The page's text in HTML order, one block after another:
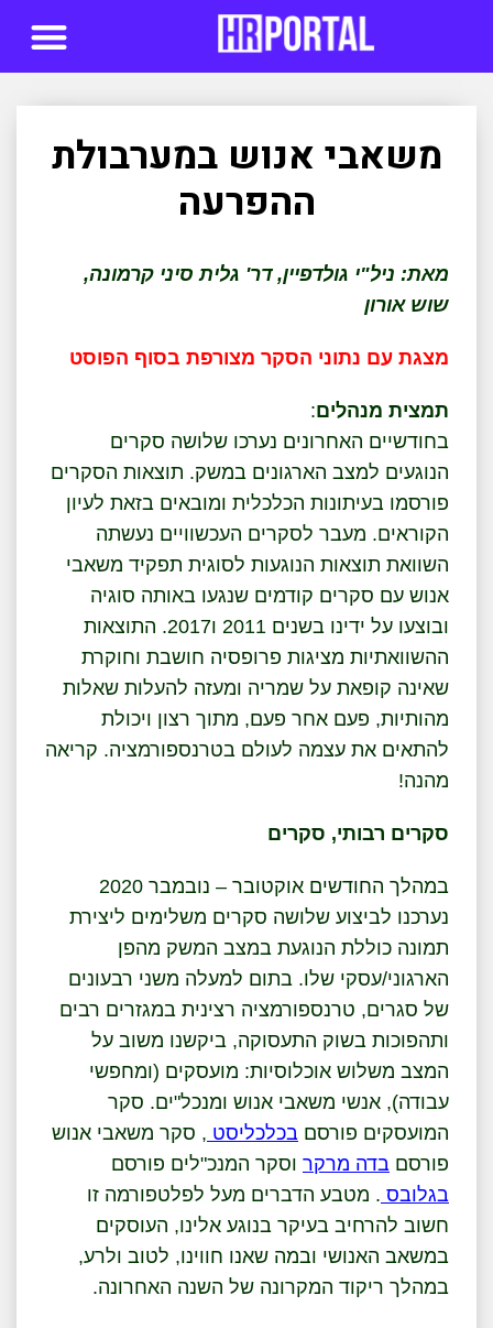
משאבי אנוש במערבולת
ההפרעה
מאת: ניל"י גולדפיין, דר' גלית סיני קרמונה,
שוש אורון
מצגת עם נתוני הסקר מצורפת בסוף הפוסט
תמצית מנהלים:
בחודשיים האחרונים נערכו שלושה סקרים
הנוגעים למצב הארגונים במשק. תוצאות הסקרים
פורסמו בעיתונות הכלכלית ומובאים בזאת לעיון
הקוראים. מעבר לסקרים העכשוויים נעשתה
השוואת תוצאות הנוגעות לסוגית תפקיד משאבי
אנוש עם סקרים קודמים שנגעו באותה סוגיה
ובוצעו על ידינו בשנים 2011 ו2017. התוצאות
ההשוואתיות מציגות פרופסיה חושבת וחוקרת
שאינה קופאת על שמריה ומעזה להעלות שאלות
מהותיות, פעם אחר פעם, מתוך רצון ויכולת
להתאים את עצמה לעולם בטרנספורמציה. קריאה
מהנה!
סקרים רבותי, סקרים
במהלך החודשים אוקטובר – נובמבר 2020
נערכנו לביצוע שלושה סקרים משלימים ליצירת
תמונה כוללת הנוגעת במצב המשק מהפן
הארגוני/עסקי שלו. בתום למעלה משני רבעונים
של סגרים, טרנספורמציה רצינית במגזרים רבים
ותהפוכות בשוק התעסוקה, ביקשנו משוב על
המצב משלוש אוכלוסיות: מועסקים (ומחפשי
עבודה), אנשי משאבי אנוש ומנכל"ים. סקר
המועסקים פורסם בכלכליסט , סקר משאבי אנוש
פורסם בדה מרקר וסקר המנכ"לים פורסם
בגלובס . מטבע הדברים מעל לפלטפורמה זו
חשוב להרחיב בעיקר בנוגע אלינו, העוסקים
במשאב האנושי ובמה שאנו חווינו, לטוב ולרע,
במהלך ריקוד המקרונה של השנה האחרונה.